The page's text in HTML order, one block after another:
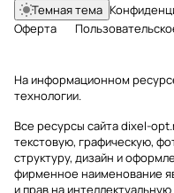
Темная тема
Оферта
На информационном
технологии.
Все ресурсы сайта dixel-
текстовую, графическую,
структуру, дизайн и
фирменное наименование
и прав на